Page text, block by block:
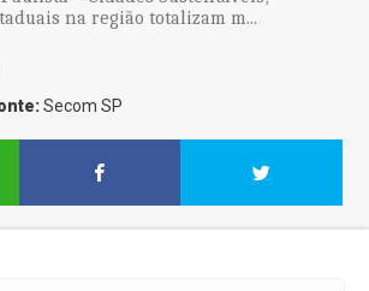
na região totalizam m...
Secom SP